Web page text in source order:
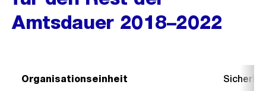
Amtsdauer 2018–2022
Organisationseinheit